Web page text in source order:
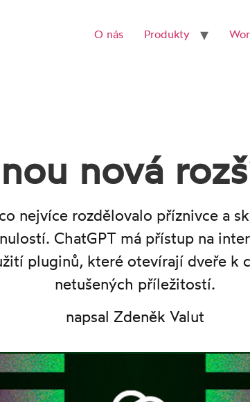
O nás Produkty
nová
nejvíce rozdělovalo příznivce a
ChatGPT má přístup na
pluginů, které otevírají dveře k
netušených příležitostí.
napsal Zdeněk Valut